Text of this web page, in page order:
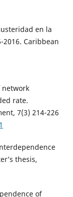
en la
2016. Caribbean
network
rate.
7(3) 214-226
thesis,
of